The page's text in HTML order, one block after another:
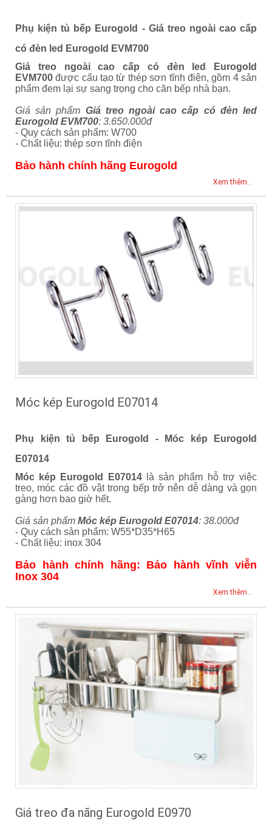
Phụ kiện tủ bếp Eurogold - Giá treo ngoài cao cấp
có đèn led Eurogold EVM700
Giá treo ngoài cao cấp có đèn led Eurogold
EVM700 được cấu tạo từ thép sơn tĩnh điện, gồm 4 sản
phẩm đem lại sự sang trọng cho căn bếp nhà bạn.
Giá sản phẩm Giá treo ngoài cao cấp có đèn led
Eurogold EVM700: 3.650.000đ
- Quy cách sản phẩm: W700
- Chất liệu: thép sơn tĩnh điện
Bảo hành chính hãng Eurogold
Xem thêm...
Móc kép Eurogold E07014
Phụ kiện tủ bếp Eurogold -
Móc kép Eurogold
E07014
Móc kép Eurogold E07014
là sản phẩm hỗ trợ việc
treo, móc các đồ vật trong bếp trở nên dễ dàng và gọn
gàng hơn bao giờ hết.
Giá sản phẩm Móc kép Eurogold E07014: 38.000đ
- Quy cách sản phẩm: W55*D35*H65
- Chất liệu: inox 304
Bảo hành chính hãng: Bảo hành vĩnh viễn
Inox 304
Xem thêm...
Giá treo đa năng Eurogold E0970